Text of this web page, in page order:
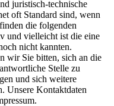
juristisch-technische
oft Standard sind, wenn
die folgenden
und vielleicht ist die eine
nicht kannten.
wir Sie bitten, sich an die
Stelle zu
und sich weitere
Unsere Kontaktdaten